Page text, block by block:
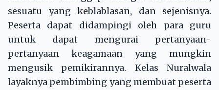
sesuatu yang keblablasan, dan sejenisnya.
Peserta dapat didampingi oleh para guru
untuk dapat mengurai pertanyaan-
pertanyaan keagamaan yang mungkin
mengusik pemikirannya. Kelas Nuralwala
layaknya pembimbing yang membuat peserta